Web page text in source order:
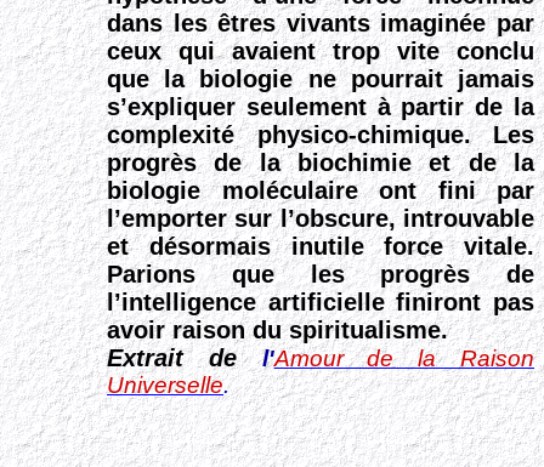
dans les êtres vivants imaginée par
ceux qui avaient trop vite conclu
que la biologie ne pourrait jamais
s’expliquer seulement à partir de la
complexité physico-chimique. Les
progrès de la biochimie et de la
biologie moléculaire ont fini par
l’emporter sur l’obscure, introuvable
et désormais inutile force vitale.
Parions que les progrès de
l’intelligence artificielle finiront pas
avoir raison du spiritualisme.
Extrait del'Amour de la Raison
Universelle.